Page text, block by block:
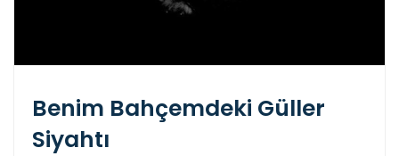
Benim Bahçemdeki Güller
Siyahtı